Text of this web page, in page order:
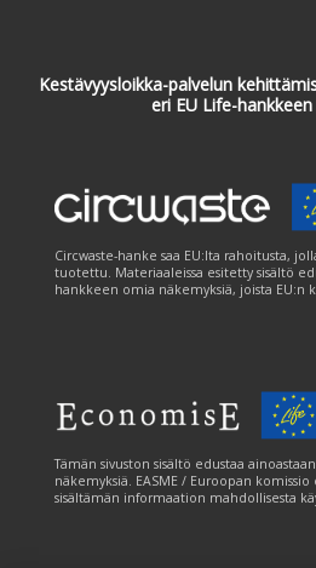
Kestävyysloikka-palvelun
eri EU Life-
Circwaste-hanke saa EU:lta rahoitusta,
tuotettu. Materiaaleissa esitetty sisältö
hankkeen omia näkemyksiä, joista EU:n
Tämän sivuston sisältö edustaa
näkemyksiä. EASME / Euroopan komissio
sisältämän informaation mahdollisesta